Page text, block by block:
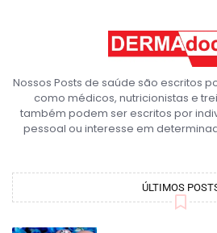
Nossos Posts de saúde são escritos
como médicos, nutricionistas e
também podem ser escritos por
pessoal ou interesse em
ÚLTIMOS